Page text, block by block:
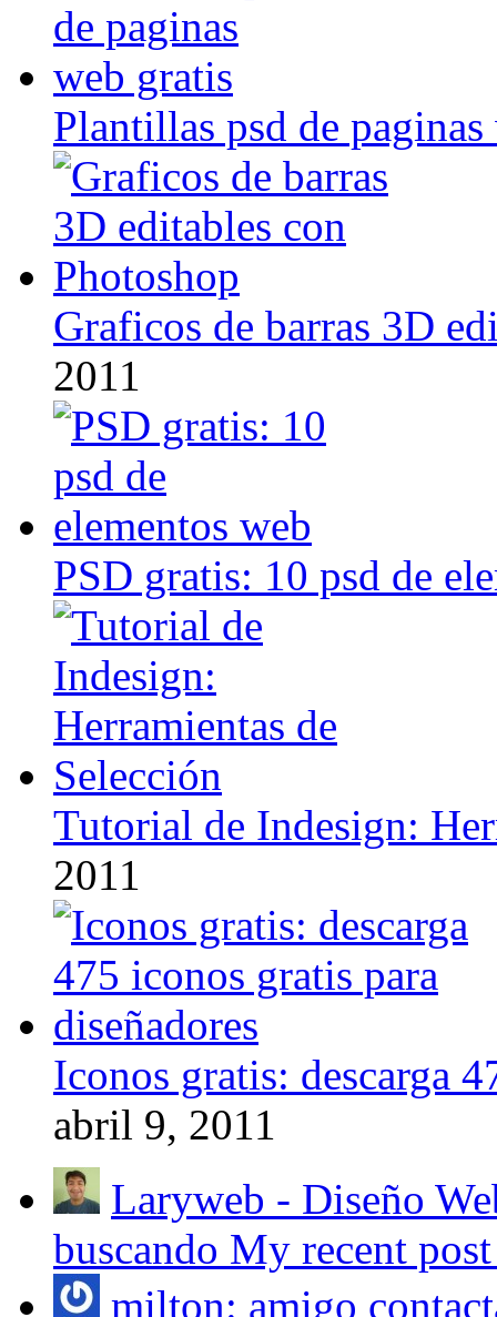
Plantillas psd de
Graficos de barras 3D
2011
PSD gratis: 10 psd de
Tutorial de Indesign:
2011
Iconos gratis: descarga
abril 9, 2011
Laryweb - Diseño
buscando My recent
milton: amigo